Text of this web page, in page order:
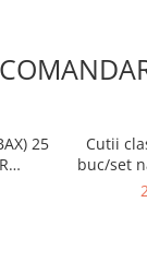
25
Cutii
buc/set